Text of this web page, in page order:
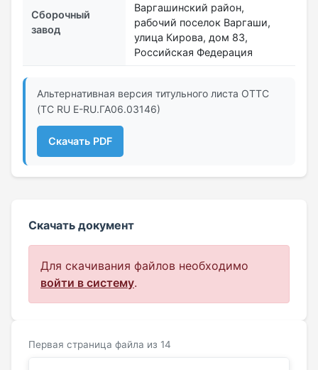
Сборочный
завод
Варгашинский район,
рабочий поселок Варгаши,
улица Кирова, дом 83,
Российская Федерация
Альтернативная версия титульного листа ОТТС
(ТС RU Е-RU.ГА06.03146)
Скачать PDF
Скачать документ
Для скачивания файлов необходимо
войти в систему.
Первая страница файла из 14